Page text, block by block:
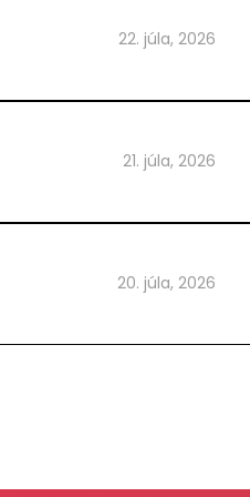
22. júla, 2026
21. júla, 2026
20. júla, 2026